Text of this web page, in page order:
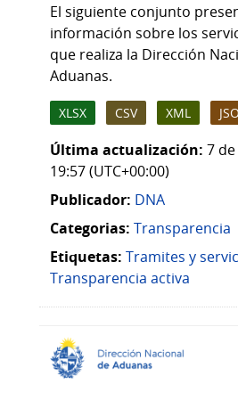
El siguiente conjunto
información sobre los
que realiza la Dirección
Aduanas.
XLSX CSV XML
Última actualización: 7
19:57 (UTC+00:00)
Publicador: DNA
Categorias: Transparencia
Etiquetas: Tramites y
Transparencia activa